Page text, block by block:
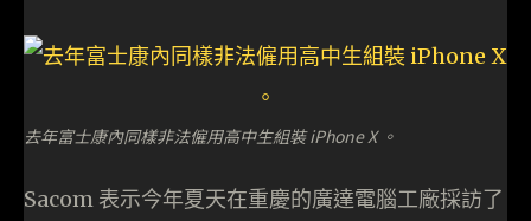
去年富士康內同樣非法僱用高中生組裝 iPhone X 。
Sacom 表示今年夏天在重慶的廣達電腦工廠採訪了